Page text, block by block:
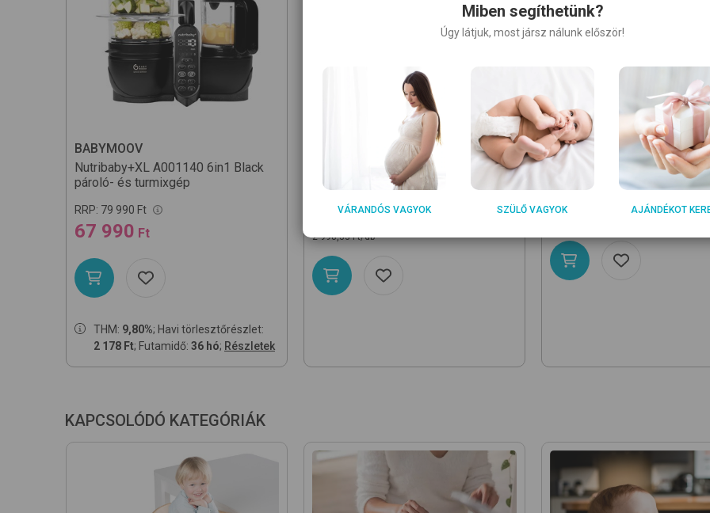
BABYMOOV
Nutribaby+XL A001140 6in1 Black
pároló- és turmixgép
RRP: 79 990 Ft
67 990 Ft
THM: 9,80%; Havi törlesztőrészlet:
2 178 Ft; Futamidő: 36 hó; Részletek
Isy Bowls 250ml 6db étel és
italtároló
17 990 Ft
2 998,33 Ft/db
BABYMOOV
BIB ISY Set of 2 silicone
KAPCSOLÓDÓ KATEGÓRIÁK
Miben segíthetünk?
Úgy látjuk, most jársz nálunk először!
VÁRANDÓS VAGYOK SZÜLŐ VAGYOK AJÁNDÉKOT